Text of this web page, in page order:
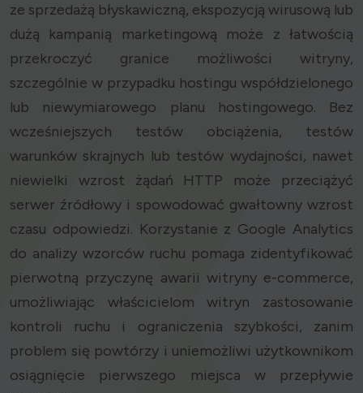
ze sprzedażą błyskawiczną, ekspozycją wirusową lub
dużą kampanią marketingową może z łatwością
przekroczyć granice możliwości witryny,
szczególnie w przypadku hostingu współdzielonego
lub niewymiarowego planu hostingowego. Bez
wcześniejszych testów obciążenia, testów
warunków skrajnych lub testów wydajności, nawet
niewielki wzrost żądań HTTP może przeciążyć
serwer źródłowy i spowodować gwałtowny wzrost
czasu odpowiedzi. Korzystanie z Google Analytics
do analizy wzorców ruchu pomaga zidentyfikować
pierwotną przyczynę awarii witryny e-commerce,
umożliwiając właścicielom witryn zastosowanie
kontroli ruchu i ograniczenia szybkości, zanim
problem się powtórzy i uniemożliwi użytkownikom
osiągnięcie pierwszego miejsca w przepływie